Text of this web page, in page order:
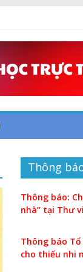
Thông
Thông báo:
nhà” tại Thư
Thông báo
cho thiếu nhi